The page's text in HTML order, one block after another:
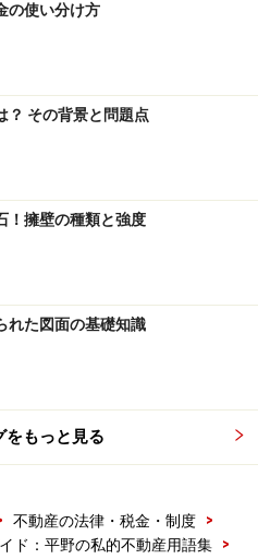
の使い分け方
？ その背景と問題点
！擁壁の種類と強度
れた図面の基礎知識
をもっと見る
不動産の法律・税金・制度
>
ド：平野の私的不動産用語集
>